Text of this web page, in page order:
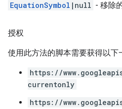
EquationSymbol |null - 移除
授权
使用此方法的脚本需要获得以下
https://
currentonly
https://